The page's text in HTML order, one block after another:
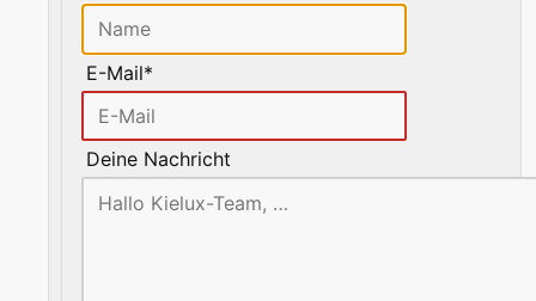
E-Mail*
Deine Nachricht